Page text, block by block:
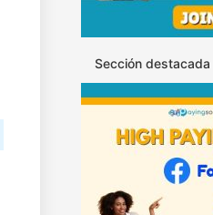
Sección destacada